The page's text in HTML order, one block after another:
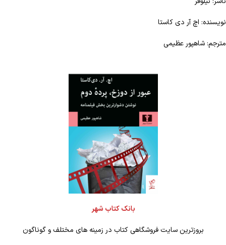
نویسنده: اچ آر دی کاستا
مترجم: شاهپور عظیمی
بانک کتاب شهر
بروزترین سایت فروشگاهی کتاب در زمینه های مختلف و گوناگون